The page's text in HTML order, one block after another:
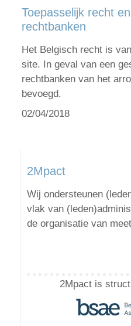
Toepasselijk recht
rechtbanken
Het Belgisch recht is
site. In geval van een
rechtbanken van het
bevoegd.
02/04/2018
2Mpact
Wij ondersteunen
vlak van
de organisatie van
2Mpact is